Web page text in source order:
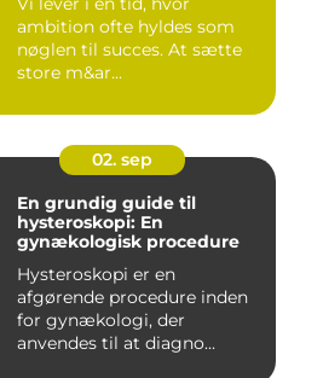
ambition ofte hyldes som
nøglen til succes. At sætte
store m&ar...
02. sep
En grundig guide til
hysteroskopi: En
gynækologisk procedure
Hysteroskopi er en
afgørende procedure inden
for gynækologi, der
anvendes til at diagno...